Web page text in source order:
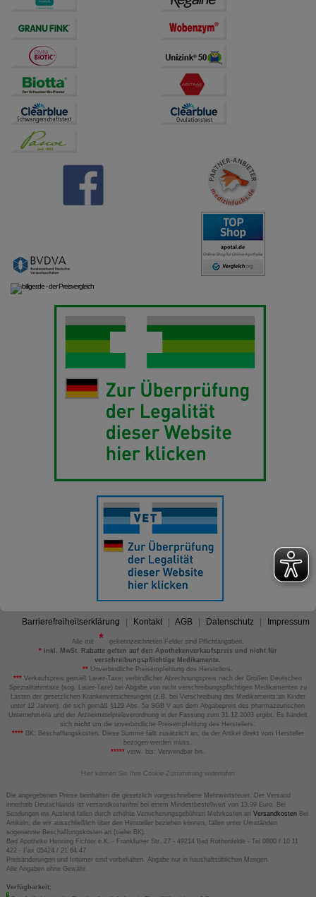
Informationen über die Art und Weise der Nutzung
unserer Website sammeln, mit deren Hilfe wir unsere
Website weiter für Sie optimieren können, den Inhalt
auf unserer Website aber auch die Werbung auf
Drittseiten möglichst relevant für Sie zu gestalten.
Bitte beachten Sie, dass Daten hierfür teilweise an
Dritte wie z.B. Google oder soziale Medien
übertragen werden.
Barrierefreiheitserklärung Kontakt AGB Datenschutz Impressum
Alle mit
gekennzeichneten Felder sind Pflichtangaben.
*inkl. MwSt. Rabatte gelten auf den Apothekenverkaufspreis und nicht für
verschreibungspflichtige Medikamente.
** Unverbindliche Preisempfehlung des Herstellers.
*** Verkaufspreis gemäß Lauer-Taxe; verbindlicher Abrechnungspreis nach der Großen Deutschen
Spezialitätentaxe (sog. Lauer-Taxe) bei Abgabe von nicht verschreibungspflichtigen Medikamenten zu
Lasten der gesetzlichen Krankenversicherungen (z.B. bei Verschreibung des Medikaments an Kinder
unter 12 Jahren), die sich gemäß §129 Abs. 5a SGB V aus dem Abgabepreis des pharmazeutischen
Unternehmens und der Arzneimittelpreisverordnung in der Fassung zum 31.12.2003 ergibt. Es handelt
sich nicht um die unverbindliche Preisempfehlung des Herstellers.
****BK: Beschaffungskosten. Diese Summe fällt zusätzlich an, da der Artikel direkt vom Hersteller
bezogen werden muss.
*****verw. bis: Verwendbar bis.
Hier können Sie Ihre Cookie-Zustimmung widerrufen
Die angegebenen Preise beinhalten die gesetzlich vorgeschriebene Mehrwertsteuer. Der Versand
innerhalb Deutschlands ist versandkostenfrei bei einem Mindestbestellwert von 13,99 Euro. Bei
Sendungen ins Ausland fallen durch erhöhte Versicherungsgebühren Mehrkosten an VersandkostenBei
Artikeln, die wir ausschließlich über den Hersteller beziehen können, fallen unter Umständen
sogenannte Beschaffungskosten an (siehe BK).
Bad Apotheke Henning Fichter e.K. - Frankfurter Str. 27 - 49214 Bad Rothenfelde - Tel 0800 / 10 11
422 - Fax 05424 / 21 64 47
Preisänderungen und Irrtümer sind vorbehalten. Abgabe nur in haushaltsüblichen Mengen.
Alle Angaben ohne Gewähr.
Verfügbarkeit: